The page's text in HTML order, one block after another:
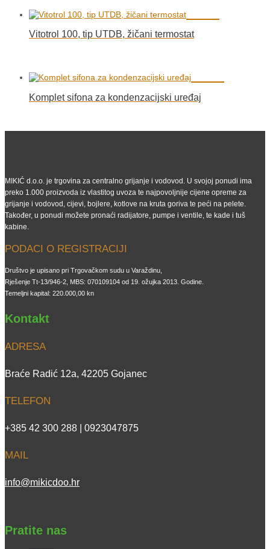
Vitotrol 100, tip UTDB, žičani termostat
Komplet sifona za kondenzacijski uređaj
MIKIĆ d.o.o. je trgovina za centralno grijanje i vodovod. U svojoj ponudi ima
preko 1.000 proizvoda iz vlastitog uvoza te najpovoljnije cijene opreme za
grijanje i vodovod, cijevi, bojlere, kotlove na kruta goriva te peći na pelete.
Također, u ponudi možete pronaći radijatore, pumpe i ventile, te kade i tuš
kabine.
PODACI O REGISTRACIJI
Društvo je upisano pri Trgovačkom sudu u Varaždinu,
Rješenje Tt-13/946-2, MBS: 070109104 od 19. ožujka 2013. Godine.
Temeljni kapital: 220.000,00 kn
Kontakt
ADRESA
Braće Radić 12a, 42205 Gojanec
TELEFON
+385 42 300 288 | 0923047875
MAIL
info@mikicdoo.hr
Pratite nas